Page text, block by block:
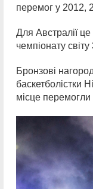
перемог у 2012,
Для Австралії
чемпіонату
Бронзові
баскетболістки
місце